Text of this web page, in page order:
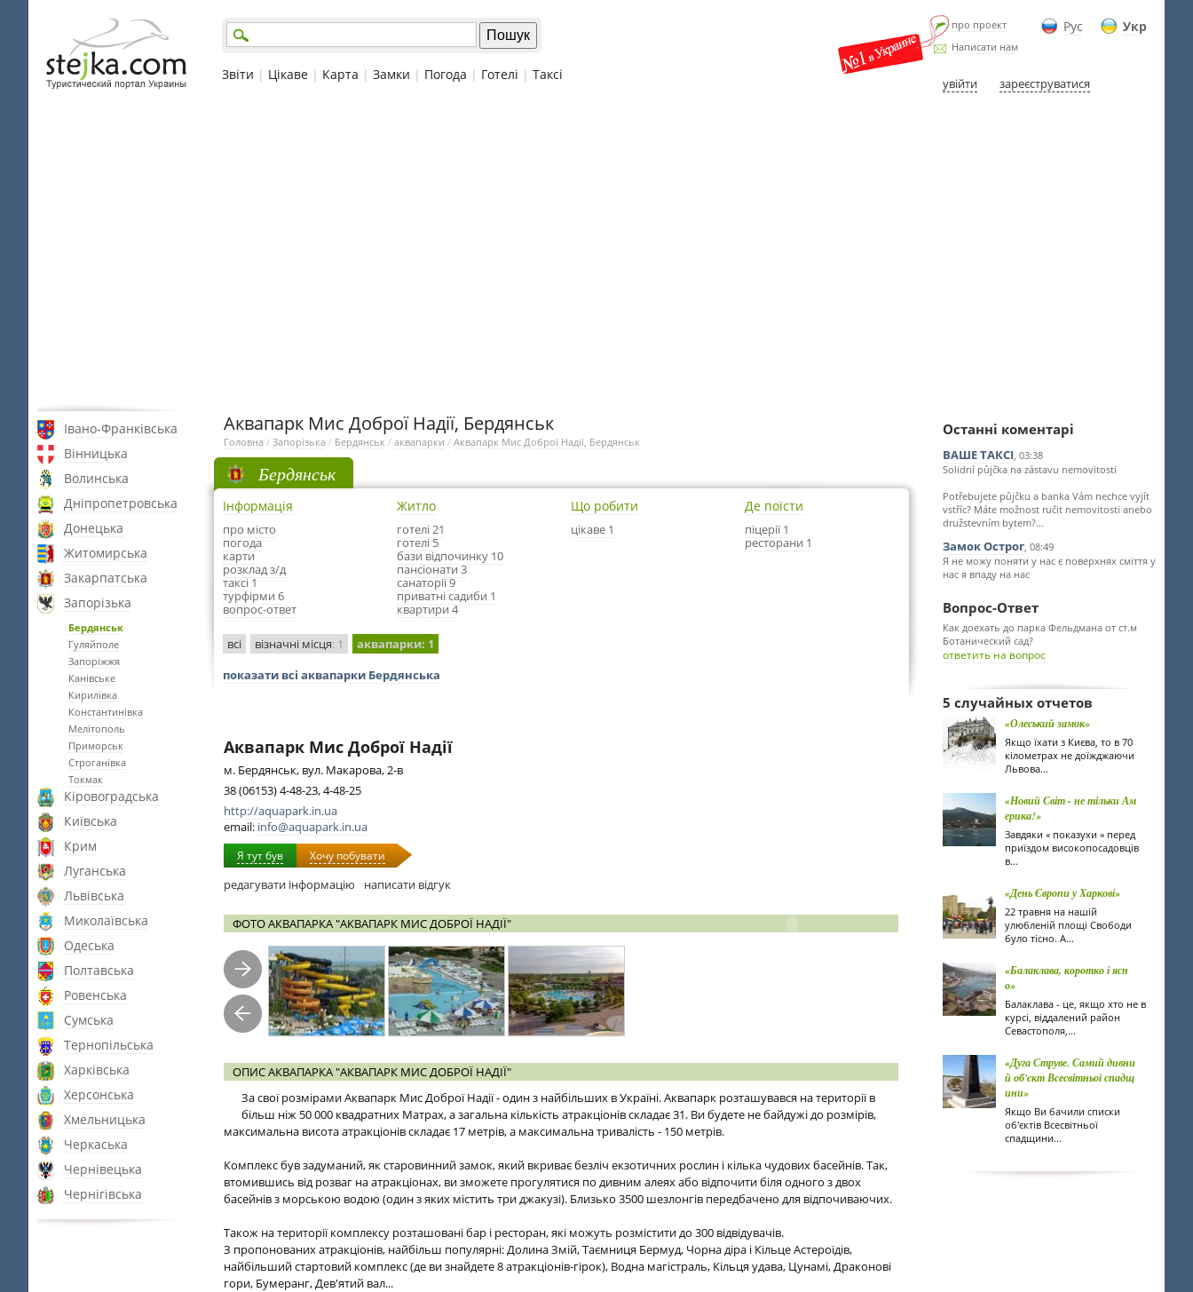
Рус Укр
про проект
Написати нам
увійти зареєструватися
Звіти | Цікаве | Карта | Замки | Погода | Готелі | Таксі
Івано-Франківська
Вінницька
Волинська
Дніпропетровська
Донецька
Житомирська
Закарпатська
Запорізька
Бердянськ
Гуляйполе
Запоріжжя
Канівське
Кирилівка
Константинівка
Мелітополь
Приморськ
Строганівка
Токмак
Кіровоградська
Київська
Крим
Луганська
Львівська
Миколаївська
Одеська
Полтавська
Ровенська
Сумська
Тернопільська
Харківська
Херсонська
Хмельницька
Черкаська
Чернівецька
Чернігівська
Аквапарк Мис Доброї Надії, Бердянськ
Головна / Запорізька / Бердянськ / аквапарки / Аквапарк Мис Доброї Надії, Бердянськ
Бердянськ
Інформація
про місто
погода
карти
розклад з/д
таксі 1
турфірми 6
вопрос-ответ
Житло
готелі 21
готелі 5
бази відпочинку 10
пансіонати 3
санаторії 9
приватні садиби 1
квартири 4
Що робити
цікаве 1
Де поїсти
піцерії 1
ресторани 1
всі візначні місця: 1 аквапарки: 1
показати всі аквапарки Бердянська
Аквапарк Мис Доброї Надії
м. Бердянськ, вул. Макарова, 2-в
38 (06153) 4-48-23, 4-48-25
http://aquapark.in.ua
email: info@aquapark.in.ua
Я тут був Хочу побувати
редагувати інформацію написати відгук
ФОТО АКВАПАРКА "АКВАПАРК МИС ДОБРОЇ НАДІЇ"
ОПИС АКВАПАРКА "АКВАПАРК МИС ДОБРОЇ НАДІЇ"
За свої розмірами Аквапарк Мис Доброї Надії - один з найбільших в Україні. Аквапарк розташувався на території в
більш ніж 50 000 квадратних Матрах, а загальна кількість атракціонів складає 31. Ви будете не байдужі до розмірів,
максимальна висота атракціонів складає 17 метрів, а максимальна тривалість - 150 метрів.
Комплекс був задуманий, як старовинний замок, який вкриває безліч екзотичних рослин і кілька чудових басейнів. Так,
втомившись від розваг на атракціонах, ви зможете прогулятися по дивним алеях або відпочити біля одного з двох
басейнів з морською водою (один з яких містить три джакузі). Близько 3500 шезлонгів передбачено для відпочиваючих.
Також на території комплексу розташовані бар і ресторан, які можуть розмістити до 300 відвідувачів.
З пропонованих атракціонів, найбільш популярні: Долина Змій, Таємниця Бермуд, Чорна діра і Кільце Астероїдів,
найбільший стартовий комплекс (де ви знайдете 8 атракціонів-гірок), Водна магістраль, Кільця удава, Цунамі, Драконові
гори, Бумеранг, Дев'ятий вал...
Останні коментарі
ВАШЕ ТАКСІ, 03:38
Solidní půjčka na zástavu nemovitosti
Potřebujete půjčku a banka Vám nechce vyjít
vstříc? Máte možnost ručit nemovitosti anebo
družstevním bytem?...
Замок Острог, 08:49
Я не можу поняти у нас є поверхнях сміття у
нас я впаду на нас
Вопрос-Ответ
Как доехать до парка Фельдмана от ст.м
Ботанический сад?
ответить на вопрос
5 случайных отчетов
«Олеський замок»
Якщо їхати з Києва, то в 70
кілометрах не доїжджаючи
Львова...
«Новий Світ - не тільки Ам
ерика!»
Завдяки « показухи » перед
приїздом високопосадовців
в...
«День Європи у Харкові»
22 травня на нашій
улюбленій площі Свободи
було тісно. А...
«Балаклава, коротко і ясн
о»
Балаклава - це, якщо хто не в
курсі, віддалений район
Севастополя,...
«Дуга Струве. Самий дивни
й об'єкт Всесвітньої спадщ
ини»
Якщо Ви бачили списки
об'єктів Всесвітньої
спадщини...